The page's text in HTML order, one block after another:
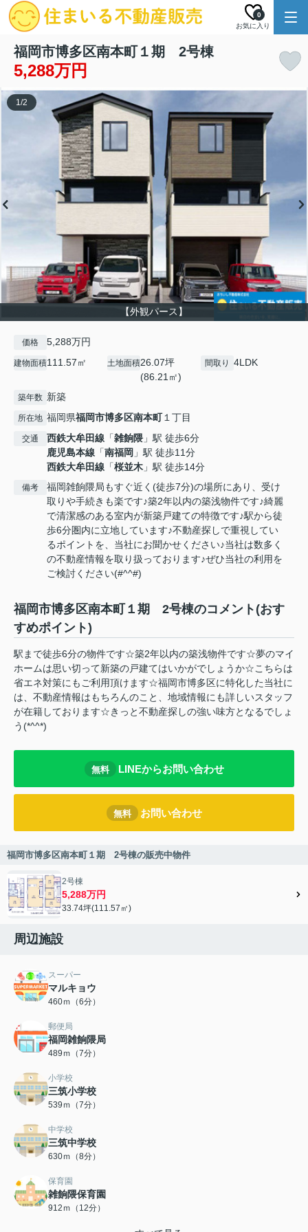
お気に入り
0
福岡市博多区南本町１期 2号棟
5,288万円
【外観パース】
1/2
価格 5,288万円
建物面積111.57㎡ 土地面積26.07坪
(86.21㎡)
間取り 4LDK
築年数 新築
所在地 福岡県福岡市博多区南本町１丁目
交通 西鉄大牟田線 「雑餉隈 」駅 徒歩6分
鹿児島本線 「南福岡 」駅 徒歩11分
西鉄大牟田線 「桜並木 」駅 徒歩14分
備考
福岡雑餉隈局もすぐ近く(徒歩7分)の場所にあり、受け
取りや手続きも楽です♪築2年以内の築浅物件です♪綺麗
で清潔感のある室内が新築戸建ての特徴です♪駅から徒
歩6分圏内に立地しています♪不動産探しで重視してい
るポイントを、当社にお聞かせください♪当社は数多く
の不動産情報を取り扱っております♪ぜひ当社の利用を
ご検討ください(#^^#)
福岡市博多区南本町１期 2号棟のコメント(おす
すめポイント)
駅まで徒歩6分の物件です☆築2年以内の築浅物件です☆夢のマイ
ホームは思い切って新築の戸建てはいかがでしょうか☆こちらは
省エネ対策にもご利用頂けます☆福岡市博多区に特化した当社に
は、不動産情報はもちろんのこと、地域情報にも詳しいスタッフ
が在籍しております☆きっと不動産探しの強い味方となるでしょ
う(*^^*)
無料 LINEからお問い合わせ
無料 お問い合わせ
福岡市博多区南本町１期 2号棟の販売中物件
2号棟
5,288万円
33.74坪(111.57㎡)
周辺施設
スーパー
マルキョウ
460ｍ（6分）
郵便局
福岡雑餉隈局
489ｍ（7分）
小学校
三筑小学校
539ｍ（7分）
中学校
三筑中学校
630ｍ（8分）
保育園
雑餉隈保育園
912ｍ（12分）